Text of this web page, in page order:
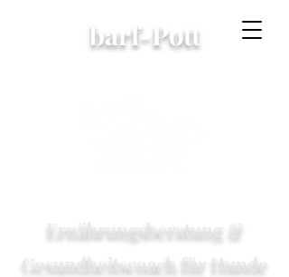
barf-Pott
Ernährungsberatung &
Gesundheitscoach für Hunde